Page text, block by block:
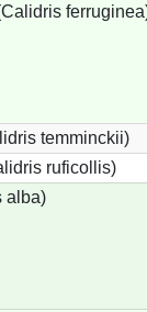
temminckii)
ruficollis)
alba)